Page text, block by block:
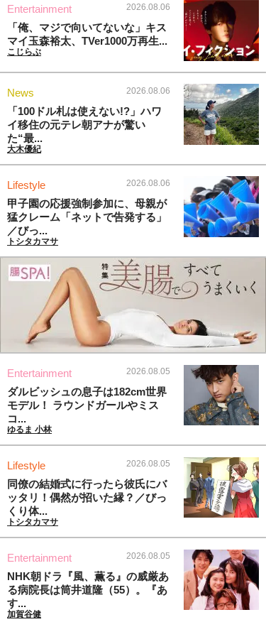
Entertainment 2026.08.06
「俺、マジで向いてないな」キス
マイ玉森裕太、TVer1000万再生...
こじらぶ
News 2026.08.06
「100ドル札は使えない!?」ハワ
イ移住の元テレ朝アナが驚い
た“最...
大木優紀
Lifestyle 2026.08.06
甲子園の応援強制参加に、母親が
猛クレーム「ネットで告発する」
／びっ...
トシタカマサ
Entertainment 2026.08.05
ダルビッシュの息子は182cm世界
モデル！ ラウンドガールやミス
コ...
ゆるま 小林
Lifestyle 2026.08.05
同僚の結婚式に行ったら彼氏にバ
ッタリ！偶然が招いた縁？／びっ
くり体...
トシタカマサ
Entertainment 2026.08.05
NHK朝ドラ『風、薫る』の威厳あ
る病院長は筒井道隆（55）。『あ
す...
加賀谷健